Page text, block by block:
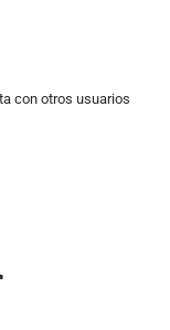
con otros usuarios